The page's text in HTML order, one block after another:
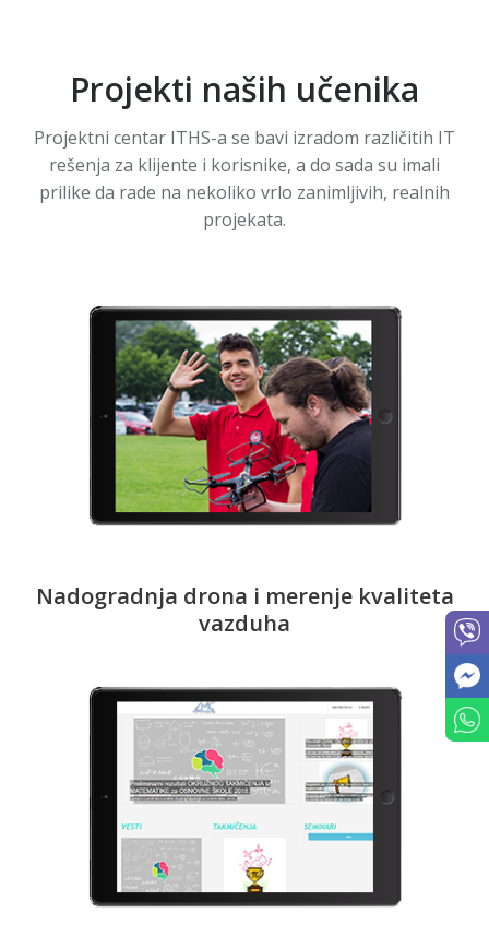
Projekti naših učenika
Projektni centar ITHS-a se bavi izradom različitih IT
rešenja za klijente i korisnike, a do sada su imali
prilike da rade na nekoliko vrlo zanimljivih, realnih
projekata.
Nadogradnja drona i merenje kvaliteta
vazduha